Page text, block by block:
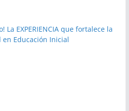
La EXPERIENCIA que fortalece la
Educación Inicial